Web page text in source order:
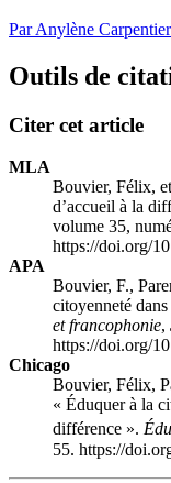
Par Anylène Carpentier
Outils de
Citer cet article
MLA
Bouvier, Félix,
d’accueil à la
volume 35,
https://doi.org/
APA
Bouvier, F.,
citoyenneté
et francophonie,
https://doi.org/
Chicago
Bouvier, Félix,
« Éduquer à la
différence ».
55. https://